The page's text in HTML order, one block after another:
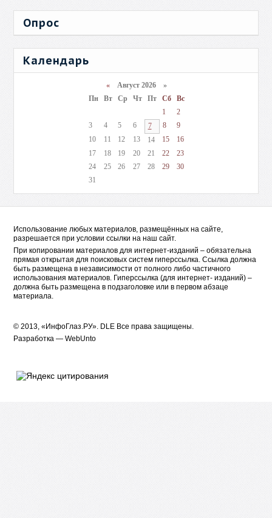
Опрос
Календарь
«Август 2026 »
Пн
Вт Ср Чт Пт Сб
Вс
1
2
3
4 5 6 7 8
9
10
11 12 13 14 15
16
17
18 19 20 21 22
23
24
25 26 27 28 29
30
31
Использование любых материалов, размещённых на сайте,
разрешается при условии ссылки на наш сайт.
При копировании материалов для интернет-изданий – обязательна
прямая открытая для поисковых систем гиперссылка. Ссылка должна
быть размещена в независимости от полного либо частичного
использования материалов. Гиперссылка (для интернет- изданий) –
должна быть размещена в подзаголовке или в первом абзаце
материала.
© 2013, «ИнфоГлаз.РУ». DLE Все права защищены.
Разработка —WebUnto